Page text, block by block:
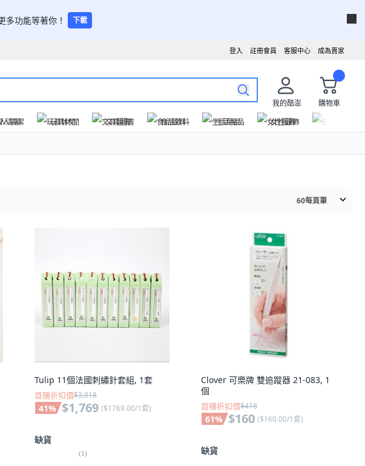
多功能等著你！ 下載
成為賣家
客服中心
註冊會員
登入
我的酷澎
購物車
人清潔 玩具休閒 文具圖書 食品飲料 生活用品 女性服飾
60每頁筆
Tulip 11個法國刺繡針套組, 1套
首購折扣價$3,018
41% $1,769 ($1769.00/1套)
缺貨
(1)
Clover 可樂牌 雙追蹤器 21-083, 1
個
首購折扣價$418
61% $160 ($160.00/1套)
缺貨